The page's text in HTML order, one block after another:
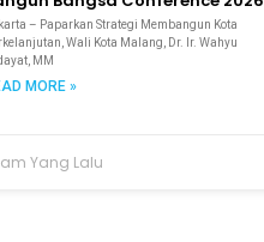
– Paparkan Strategi Membangun Kota
Wali Kota Malang, Dr. Ir. Wahyu
MM
MORE »
Yang Lalu